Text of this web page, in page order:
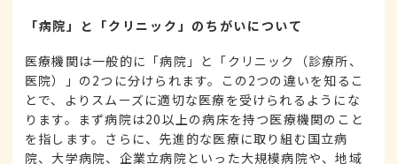
「病院」と「クリニック」のちがいについて
医療機関は一般的に「病院」と「クリニック（診療所、
医院）」の2つに分けられます。この2つの違いを知るこ
とで、よりスムーズに適切な医療を受けられるようにな
ります。まず病院は20以上の病床を持つ医療機関のこと
を指します。さらに、先進的な医療に取り組む国立病
院、大学病院、企業立病院といった大規模病院や、地域